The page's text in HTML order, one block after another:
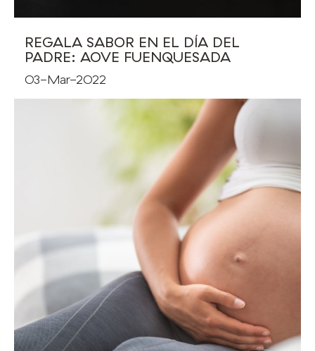
REGALA SABOR EN EL DÍA DEL
PADRE: AOVE FUENQUESADA
03-Mar-2022